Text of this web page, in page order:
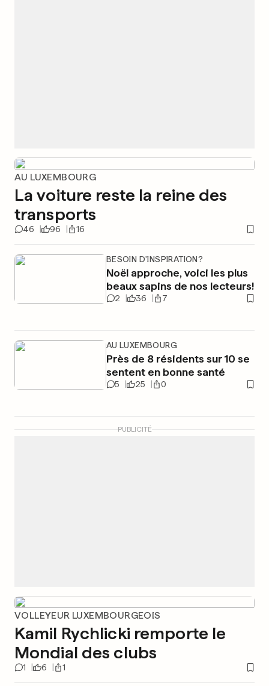
AU LUXEMBOURG
La voiture reste la reine des
transports
46 96 16
BESOIN D'INSPIRATION?
Noël approche, voici les plus
beaux sapins de nos lecteurs!
2 36 7
AU LUXEMBOURG
Près de 8 résidents sur 10 se
sentent en bonne santé
5 25 0
PUBLICITÉ
VOLLEYEUR LUXEMBOURGEOIS
Kamil Rychlicki remporte le
Mondial des clubs
1 6 1